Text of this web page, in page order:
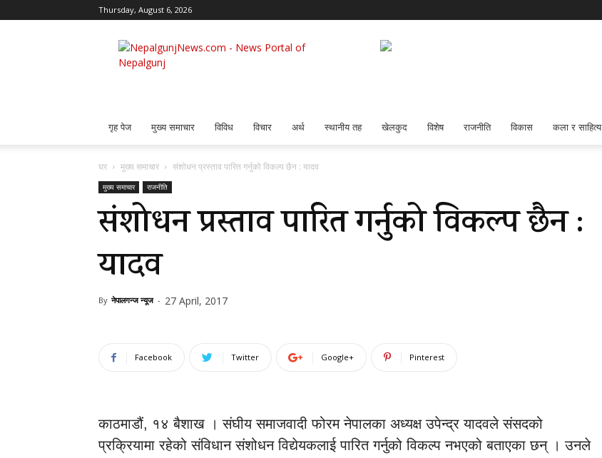
Thursday, August 6, 2026
Nepalgunj
News
गृह पेज मुख्य समाचार विविध विचार अर्थ स्थानीय तह खेलकुद विशेष राजनीति विकास कला र साहित्य
घर मुख्य समाचार संशोधन प्रस्ताव पारित गर्नुको विकल्प छैन : यादव
मुख्य समाचार राजनीति
संशोधन प्रस्ताव पारित गर्नुको विकल्प छैन :
यादव
By नेपालगन्ज न्यूज - 27 April, 2017
Facebook Twitter Google+ Pinterest
काठमाडौं, १४ बैशाख । संघीय समाजवादी फोरम नेपालका अध्यक्ष उपेन्द्र यादवले संसदको
प्रक्रियामा रहेको संविधान संशोधन विद्येयकलाई पारित गर्नुको विकल्प नभएको बताएका छन् । उनले